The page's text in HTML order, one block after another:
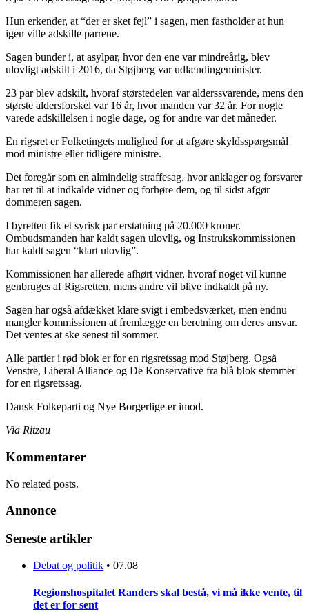
Hun erkender, at “der er sket fejl” i sagen, men fastholder at hun
igen ville adskille parrene.
Sagen bunder i, at asylpar, hvor den ene var mindreårig, blev
ulovligt adskilt i 2016, da Støjberg var udlændingeminister.
23 par blev adskilt, hvoraf størstedelen var alderssvarende, mens den
største aldersforskel var 16 år, hvor manden var 32 år. For nogle
varede adskillelsen i nogle dage, og for andre var det måneder.
En rigsret er Folketingets mulighed for at afgøre skyldsspørgsmål
mod ministre eller tidligere ministre.
Det foregår som en almindelig straffesag, hvor anklager og forsvarer
har ret til at indkalde vidner og forhøre dem, og til sidst afgør
dommeren sagen.
I byretten fik et syrisk par erstatning på 20.000 kroner.
Ombudsmanden har kaldt sagen ulovlig, og Instrukskommissionen
har kaldt sagen “klart ulovlig”.
Kommissionen har allerede afhørt vidner, hvoraf noget vil kunne
genbruges af Rigsretten, mens andre vil blive indkaldt på ny.
Sagen har også afdækket klare svigt i embedsværket, men endnu
mangler kommissionen at fremlægge en beretning om deres ansvar.
Det ventes at ske senest til sommer.
Alle partier i rød blok er for en rigsretssag mod Støjberg. Også
Venstre, Liberal Alliance og De Konservative fra blå blok stemmer
for en rigsretssag.
Dansk Folkeparti og Nye Borgerlige er imod.
Via Ritzau
Kommentarer
No related posts.
Annonce
Seneste artikler
Debat og politik • 07.08
Regionshospitalet Randers skal bestå, vi må ikke vente, til
det er for sent